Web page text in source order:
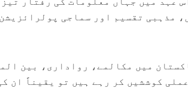
مذہبی تقسیم اور سماجی
میں مکالمے، رواداری، بین
کوششیں کر رہے ہیں تو یقیناً ان